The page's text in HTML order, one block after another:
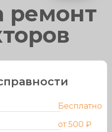
ремонт
Бесплатно
от 500 ₽